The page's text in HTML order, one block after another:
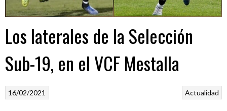
Los laterales de la Selección
Sub-19, en el VCF Mestalla
Actualidad
16/02/2021